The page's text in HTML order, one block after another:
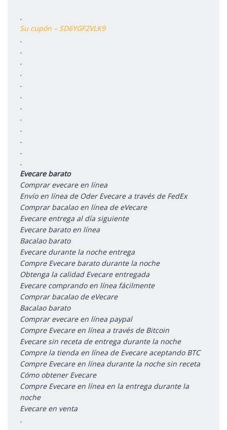
.
Su cupón – SD6YGF2VLK9
.
.
.
.
.
.
.
.
.
.
.
.
Evecare barato
Comprar evecare en línea
Envío en línea de Oder Evecare a través de FedEx
Comprar bacalao en línea de eVecare
Evecare entrega al día siguiente
Evecare barato en línea
Bacalao barato
Evecare durante la noche entrega
Compre Evecare barato durante la noche
Obtenga la calidad Evecare entregada
Evecare comprando en línea fácilmente
Comprar bacalao de eVecare
Bacalao barato
Comprar evecare en línea paypal
Compre Evecare en línea a través de Bitcoin
Evecare sin receta de entrega durante la noche
Compre la tienda en línea de Evecare aceptando BTC
Compre Evecare en línea durante la noche sin receta
Cómo obtener Evecare
Compre Evecare en línea en la entrega durante la
noche
Evecare en venta
.